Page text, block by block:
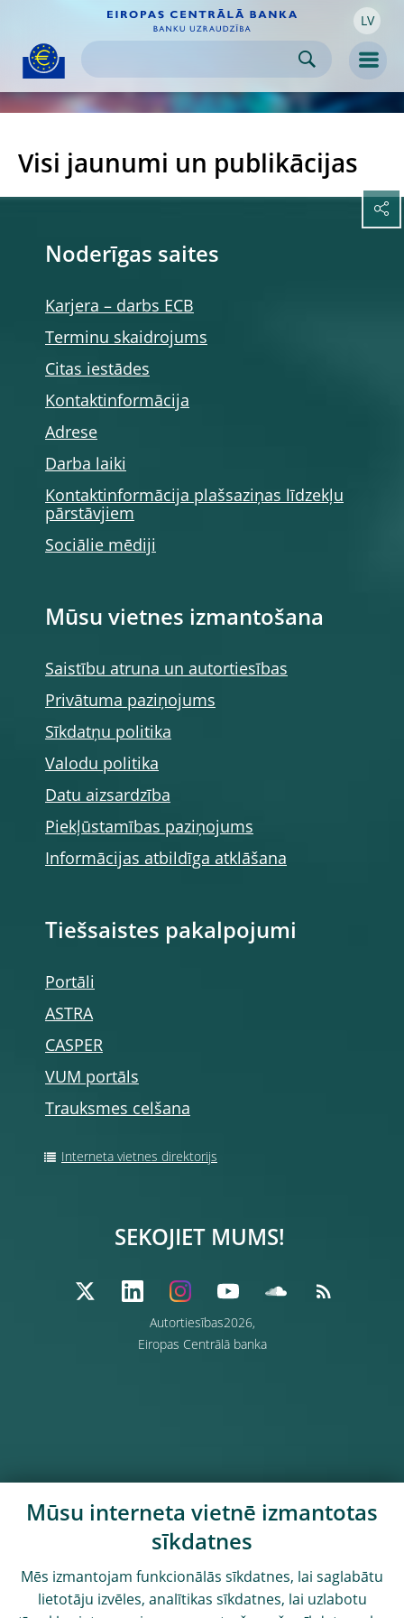
Skip to
content LV
Visi jaunumi un publikācijas
Noderīgas saites
Karjera – darbs ECB
Terminu skaidrojums
Citas iestādes
Kontaktinformācija
Adrese
Darba laiki
Kontaktinformācija plašsaziņas līdzekļu
pārstāvjiem
Sociālie mēdiji
Mūsu vietnes izmantošana
Saistību atruna un autortiesības
Privātuma paziņojums
Sīkdatņu politika
Valodu politika
Datu aizsardzība
Piekļūstamības paziņojums
Informācijas atbildīga atklāšana
Tiešsaistes pakalpojumi
Portāli
ASTRA
CASPER
VUM portāls
Trauksmes celšana
Interneta vietnes direktorijs
Autortiesības2026,
Eiropas Centrālā banka
SEKOJIET MUMS!
Mūsu interneta vietnē izmantotas
sīkdatnes
Mēs izmantojam funkcionālās sīkdatnes, lai saglabātu
lietotāju izvēles, analītikas sīkdatnes, lai uzlabotu